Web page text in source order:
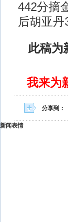
442分摘
后胡亚
此稿为
我来为
分享到：
新闻表情